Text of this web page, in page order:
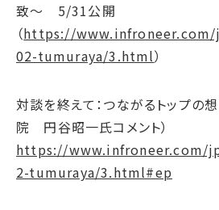
致～ 5/31公開
（https://
02-tumuraya/3.html）
対談を終えて：つながるトップの
院 円谷昭一氏コメント）
https://www.infroneer.com/
2-tumuraya/3.html#ep